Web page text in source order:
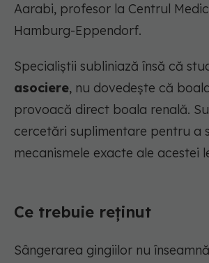
Aarabi, profesor la Centrul
Hamburg-Eppendorf.
Specialiștii subliniază însă că
asociere, nu dovedește că
provoacă direct boala renală.
cercetări suplimentare pentru a
mecanismele exacte ale acestei
Ce trebuie reținut
Sângerarea gingiilor nu